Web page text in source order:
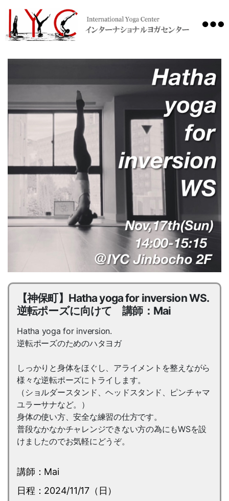
【神保町】Hatha yoga for inversion WS.
逆転ポーズに向けて 講師：Mai
Hatha yoga for inversion.
逆転ポーズのためのハタヨガ
しっかりと身体をほぐし、アライメントを整えながら
様々な逆転ポーズにトライします。
（ショルダースタンド、ヘッドスタンド、ピンチャマ
ユラーサナなど。）
身体の使い方、安全な練習の仕方です。
普段なかなかチャレンジできない方の為にもWSを設
けましたのでお気軽にどうぞ。
講師：Mai
日程：2024/11/17（日）